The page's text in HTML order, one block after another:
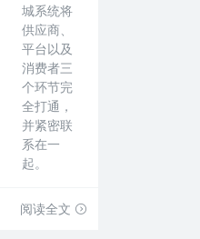
城系统将
供应商、
平台以及
消费者三
个环节完
全打通，
并紧密联
系在一
起。
阅读全文